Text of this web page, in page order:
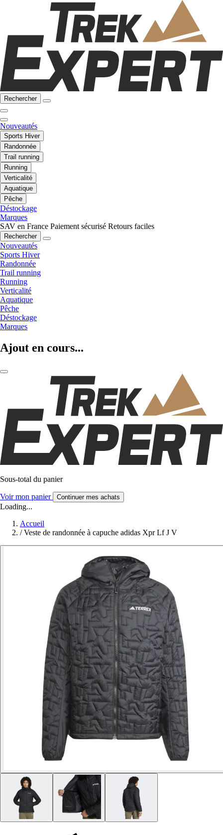
Rechercher
Nouveautés
Sports Hiver
Randonnée
Trail running
Running
Verticalité
Aquatique
Pêche
Déstockage
Marques
SAV en France Paiement sécurisé Retours faciles
Rechercher
Nouveautés
Sports Hiver
Randonnée
Trail running
Running
Verticalité
Aquatique
Pêche
Déstockage
Marques
Ajout en cours...
Sous-total du panier
Voir mon panier Continuer mes achats
Loading...
Accueil
/ Veste de randonnée à capuche adidas Xpr Lf J V